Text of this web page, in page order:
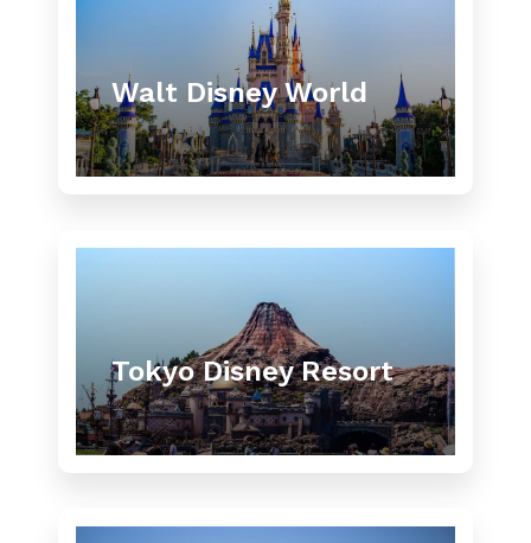
Walt Disney World
Tokyo Disney Resort